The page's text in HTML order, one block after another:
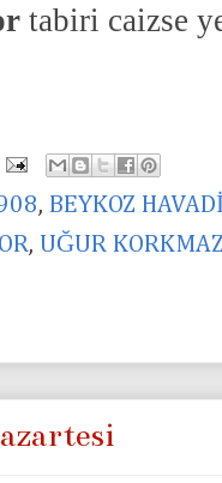
tabiri caizse
, BEYKOZ
, UĞUR